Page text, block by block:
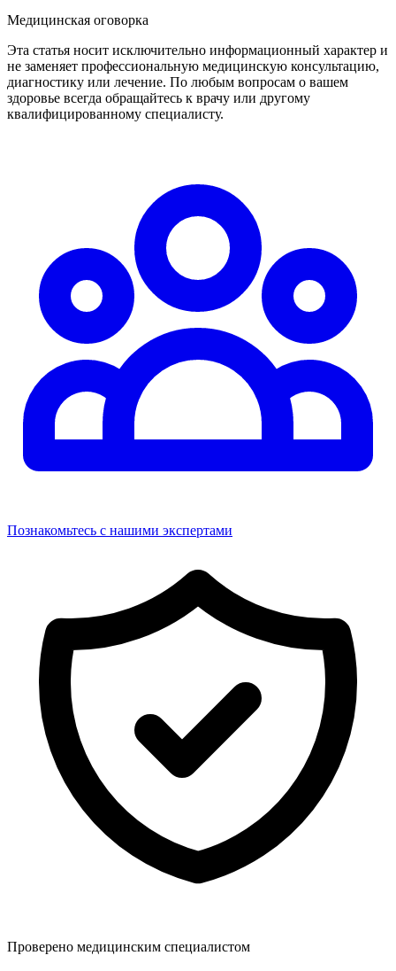
Медицинская оговорка
Эта статья носит исключительно информационный характер и
не заменяет профессиональную медицинскую консультацию,
диагностику или лечение. По любым вопросам о вашем
здоровье всегда обращайтесь к врачу или другому
квалифицированному специалисту.
Познакомьтесь с нашими экспертами
Проверено медицинским специалистом